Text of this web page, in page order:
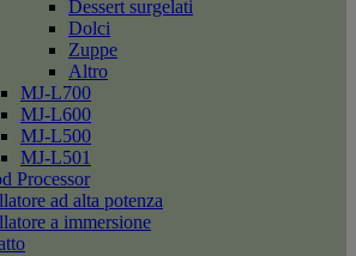
Dessert surgelati
Dolci
Zuppe
Altro
MJ-L700
MJ-L600
MJ-L500
MJ-L501
Processor
ad alta potenza
a immersione